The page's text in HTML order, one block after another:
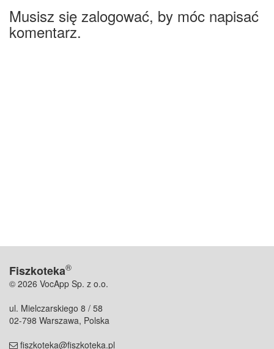
Musisz się zalogować, by móc napisać
komentarz.
Fiszkoteka®
© 2026 VocApp Sp. z o.o.
ul. Mielczarskiego 8 / 58
02-798 Warszawa, Polska
fiszkoteka@fiszkoteka.pl